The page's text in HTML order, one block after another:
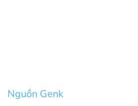
Nguồn Genk